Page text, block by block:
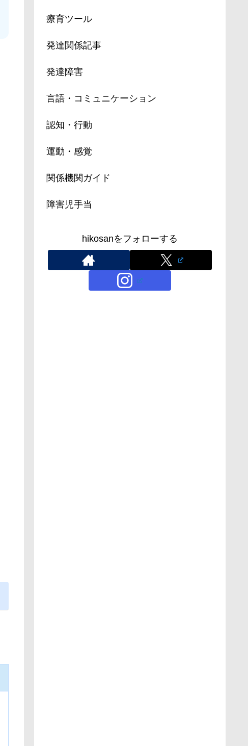
療育ツール
発達関係記事
発達障害
言語・コミュニケーション
認知・行動
運動・感覚
関係機関ガイド
障害児手当
hikosanをフォローする